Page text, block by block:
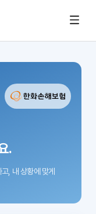
.
, 내 상황에 맞게